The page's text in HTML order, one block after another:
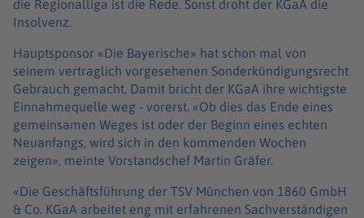
die Regionalliga ist die Rede. Sonst droht der KGaA die
Insolvenz.
Hauptsponsor «Die Bayerische» hat schon mal von
seinem vertraglich vorgesehenen Sonderkündigungsrecht
Gebrauch gemacht. Damit bricht der KGaA ihre wichtigste
Einnahmequelle weg - vorerst. «Ob dies das Ende eines
gemeinsamen Weges ist oder der Beginn eines echten
Neuanfangs, wird sich in den kommenden Wochen
zeigen», meinte Vorstandschef Martin Gräfer.
«Die Geschäftsführung der TSV München von 1860 GmbH
& Co. KGaA arbeitet eng mit erfahrenen Sachverständigen